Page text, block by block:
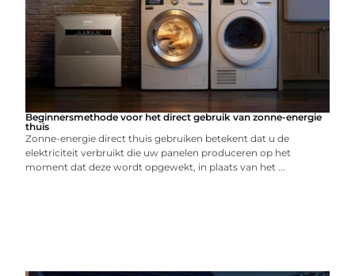
Beginnersmethode voor het direct gebruik van zonne-energie
thuis
Zonne-energie direct thuis gebruiken betekent dat u de
elektriciteit verbruikt die uw panelen produceren op het
moment dat deze wordt opgewekt, in plaats van het ...